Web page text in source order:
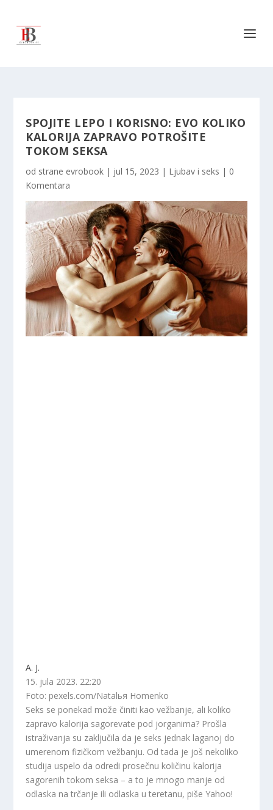
SPOJITE LEPO I KORISNO: EVO KOLIKO
KALORIJA ZAPRAVO POTROŠITE
TOKOM SEKSA
od strane evrobook | jul 15, 2023 | Ljubav i seks | 0
Komentara
A. J.
15. jula 2023. 22:20
Foto: pexels.com/Natalья Homenko
Seks se ponekad može činiti kao vežbanje, ali koliko
zapravo kalorija sagorevate pod jorganima? Prošla
istraživanja su zaključila da je seks jednak laganoj do
umerenom fizičkom vežbanju. Od tada je još nekoliko
studija uspelo da odredi prosečnu količinu kalorija
sagorenih tokom seksa – a to je mnogo manje od
odlaska na trčanje ili odlaska u teretanu, piše Yahoo!